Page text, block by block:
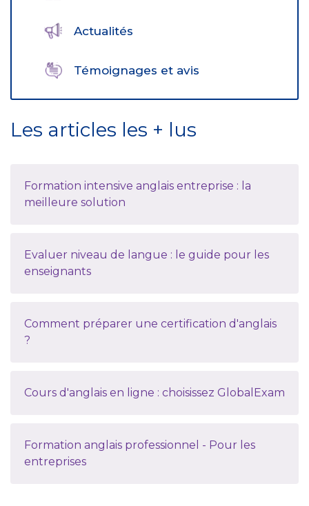
Actualités
Témoignages et avis
Les articles les + lus
Formation intensive anglais entreprise : la
meilleure solution
Evaluer niveau de langue : le guide pour les
enseignants
Comment préparer une certification d'anglais
?
Cours d'anglais en ligne : choisissez GlobalExam
Formation anglais professionnel - Pour les
entreprises